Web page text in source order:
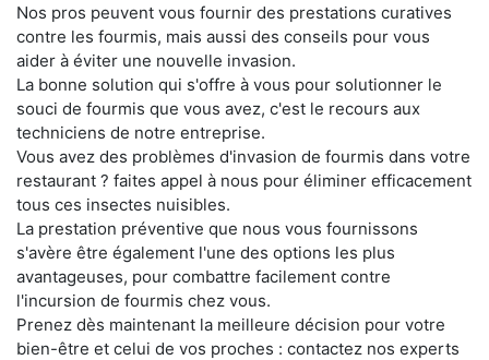
Nos pros peuvent vous fournir des prestations curatives
contre les fourmis, mais aussi des conseils pour vous
aider à éviter une nouvelle invasion.
La bonne solution qui s'offre à vous pour solutionner le
souci de fourmis que vous avez, c'est le recours aux
techniciens de notre entreprise.
Vous avez des problèmes d'invasion de fourmis dans votre
restaurant ? faites appel à nous pour éliminer efficacement
tous ces insectes nuisibles.
La prestation préventive que nous vous fournissons
s'avère être également l'une des options les plus
avantageuses, pour combattre facilement contre
l'incursion de fourmis chez vous.
Prenez dès maintenant la meilleure décision pour votre
bien-être et celui de vos proches : contactez nos experts